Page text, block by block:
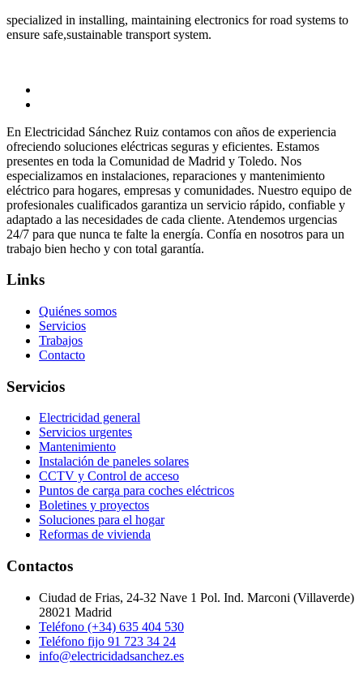
specialized in installing, maintaining electronics for road systems to
ensure safe,sustainable transport system.
En Electricidad Sánchez Ruiz contamos con años de experiencia
ofreciendo soluciones eléctricas seguras y eficientes. Estamos
presentes en toda la Comunidad de Madrid y Toledo. Nos
especializamos en instalaciones, reparaciones y mantenimiento
eléctrico para hogares, empresas y comunidades. Nuestro equipo de
profesionales cualificados garantiza un servicio rápido, confiable y
adaptado a las necesidades de cada cliente. Atendemos urgencias
24/7 para que nunca te falte la energía. Confía en nosotros para un
trabajo bien hecho y con total garantía.
Links
Quiénes somos
Servicios
Trabajos
Contacto
Servicios
Electricidad general
Servicios urgentes
Mantenimiento
Instalación de paneles solares
CCTV y Control de acceso
Puntos de carga para coches eléctricos
Boletines y proyectos
Soluciones para el hogar
Reformas de vivienda
Contactos
Ciudad de Frias, 24-32 Nave 1 Pol. Ind. Marconi (Villaverde)
28021 Madrid
Teléfono (+34) 635 404 530
Teléfono fijo 91 723 34 24
info@electricidadsanchez.es